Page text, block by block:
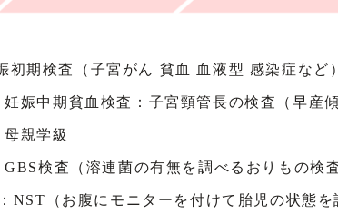
初期検査（子宮がん 貧血 血液型 感染症など）
娠中期貧血検査 ：子宮頸管長の検査（早産
親学級
検査（溶連菌の有無を調べるおりもの検査
NST（お腹にモニターを付けて胎児の状態を